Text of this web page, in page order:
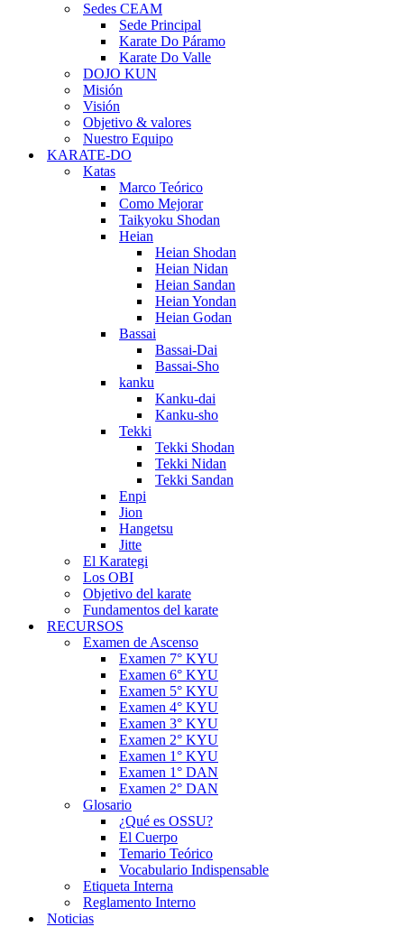
Sedes CEAM
Sede Principal
Karate Do Páramo
Karate Do Valle
DOJO KUN
Misión
Visión
Objetivo & valores
Nuestro Equipo
KARATE-DO
Katas
Marco Teórico
Como Mejorar
Taikyoku Shodan
Heian
Heian Shodan
Heian Nidan
Heian Sandan
Heian Yondan
Heian Godan
Bassai
Bassai-Dai
Bassai-Sho
kanku
Kanku-dai
Kanku-sho
Tekki
Tekki Shodan
Tekki Nidan
Tekki Sandan
Enpi
Jion
Hangetsu
Jitte
El Karategi
Los OBI
Objetivo del karate
Fundamentos del karate
RECURSOS
Examen de Ascenso
Examen 7° KYU
Examen 6° KYU
Examen 5° KYU
Examen 4° KYU
Examen 3° KYU
Examen 2° KYU
Examen 1° KYU
Examen 1° DAN
Examen 2° DAN
Glosario
¿Qué es OSSU?
El Cuerpo
Temario Teórico
Vocabulario Indispensable
Etiqueta Interna
Reglamento Interno
Noticias